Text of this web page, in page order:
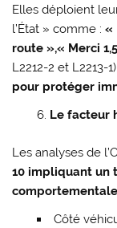
Elles déploient
l’État » comme : «
route »,« Merci
L2212-2 et L2213-
pour protéger
Le facteur
Les analyses de
10 impliquant un
Côté